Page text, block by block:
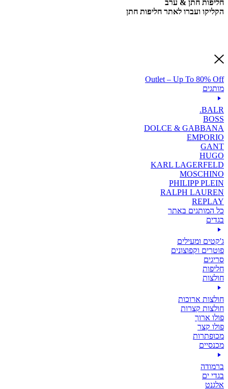
חליפות חתן & ערב
הקליקו ועברו לאתר חליפות חתן
Outlet – Up To 80% Off
מותגים
BALR.
BOSS
DOLCE & GABBANA
EMPORIO
GANT
HUGO
KARL LAGERFELD
MOSCHINO
PHILIPP PLEIN
RALPH LAUREN
REPLAY
כל המותגים באתר
בגדים
ג'קטים ומעילים
פוטרים וקפוצונים
סריגים
חליפות
חולצות
חולצות ארוכות
חולצות קצרות
פולו ארוך
פולו קצר
מכופתרות
מכנסיים
ברמודה
בגדי ים
אלגנט